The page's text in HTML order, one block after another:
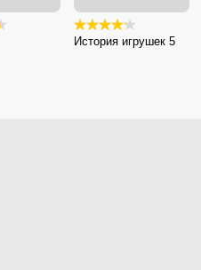
История игрушек 5